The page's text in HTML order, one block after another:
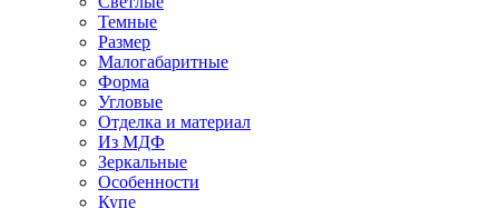
Темные
Размер
Малогабаритные
Форма
Угловые
Отделка и материал
Из МДФ
Зеркальные
Особенности
Купе